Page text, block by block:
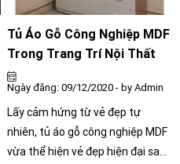
tìm câu trả lời ngay dưới bài viết
này nhé.
Tủ Áo Gỗ Công Nghiệp MDF
Trong Trang Trí Nội Thất
Ngày đăng: 09/12/2020 - by Admin
Lấy cảm hứng từ vẻ đẹp tự
nhiên, tủ áo gỗ công nghiệp MDF
vừa thể hiện vẻ đẹp hiện đại sang